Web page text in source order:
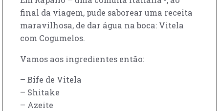
final da viagem, pude saborear uma receita
maravilhosa, de dar água na boca: Vitela
com Cogumelos.
Vamos aos ingredientes então:
– Bife de Vitela
– Shitake
– Azeite